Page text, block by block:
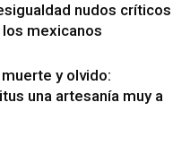
nudos críticos
mexicanos
y olvido:
una artesanía muy a